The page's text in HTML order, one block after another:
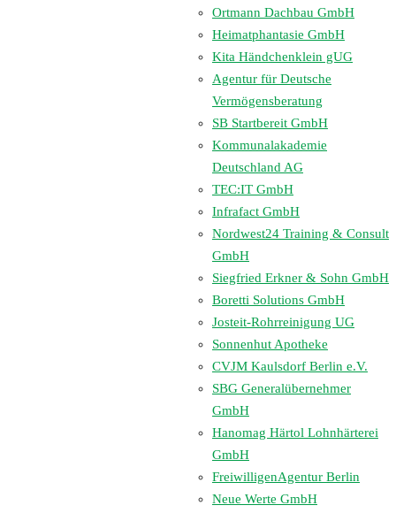
Ortmann Dachbau GmbH
Heimatphantasie GmbH
Kita Händchenklein gUG
Agentur für Deutsche
Vermögensberatung
SB Startbereit GmbH
Kommunalakademie
Deutschland AG
TEC:IT GmbH
Infrafact GmbH
Nordwest24 Training & Consult
GmbH
Siegfried Erkner & Sohn GmbH
Boretti Solutions GmbH
Josteit-Rohrreinigung UG
Sonnenhut Apotheke
CVJM Kaulsdorf Berlin e.V.
SBG Generalübernehmer
GmbH
Hanomag Härtol Lohnhärterei
GmbH
FreiwilligenAgentur Berlin
Neue Werte GmbH